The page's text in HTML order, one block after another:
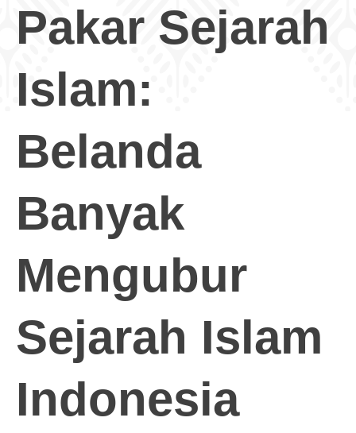
Pakar Sejarah
Islam:
Belanda
Banyak
Mengubur
Sejarah Islam
Indonesia